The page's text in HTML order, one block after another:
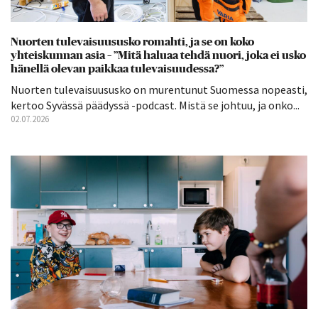
Nuorten tulevaisuususko romahti, ja se on koko
yhteiskunnan asia – ”Mitä haluaa tehdä nuori, joka ei usko
hänellä olevan paikkaa tulevaisuudessa?”
Nuorten tulevaisuususko on murentunut Suomessa nopeasti,
kertoo Syvässä päädyssä -podcast. Mistä se johtuu, ja onko...
02.07.2026